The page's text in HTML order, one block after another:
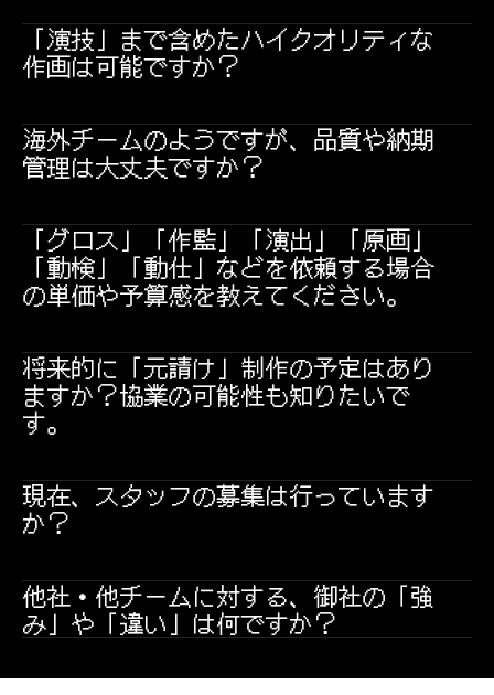
「演技」まで含めたハイクオリティな
作画は可能ですか？
海外チームのようですが、品質や納期
管理は大丈夫ですか？
「グロス」「作監」「演出」「原画」
「動検」「動仕」などを依頼する場合
の単価や予算感を教えてください。
将来的に「元請け」制作の予定はあり
ますか？協業の可能性も知りたいで
す。
現在、スタッフの募集は行っています
か？
他社・他チームに対する、御社の「強
み」や「違い」は何ですか？